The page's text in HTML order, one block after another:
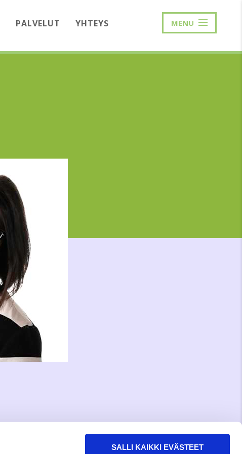
SALLI KAIKKI EVÄSTEET
PALVELUT YHTEYS MENU